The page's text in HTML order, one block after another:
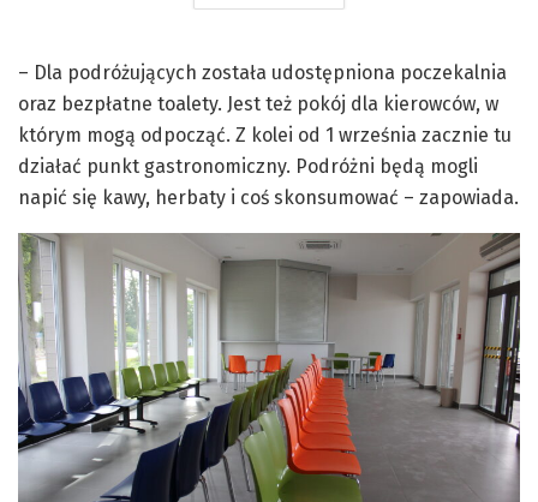
– Dla podróżujących została udostępniona poczekalnia
oraz bezpłatne toalety. Jest też pokój dla kierowców, w
którym mogą odpocząć. Z kolei od 1 września zacznie tu
działać punkt gastronomiczny. Podróżni będą mogli
napić się kawy, herbaty i coś skonsumować – zapowiada.